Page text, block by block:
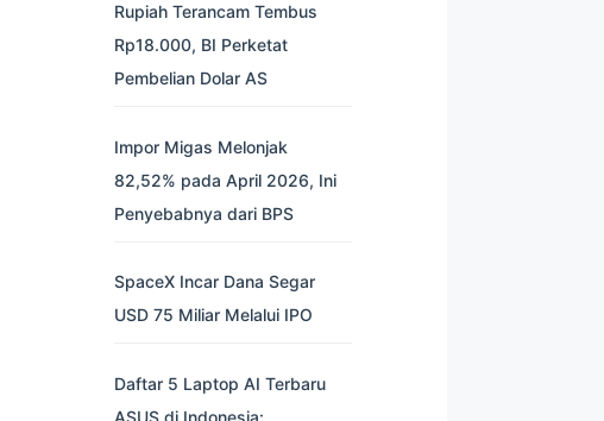
Rupiah Terancam Tembus
Rp18.000, BI Perketat
Pembelian Dolar AS
Impor Migas Melonjak
82,52% pada April 2026, Ini
Penyebabnya dari BPS
SpaceX Incar Dana Segar
USD 75 Miliar Melalui IPO
Daftar 5 Laptop AI Terbaru
ASUS di Indonesia: